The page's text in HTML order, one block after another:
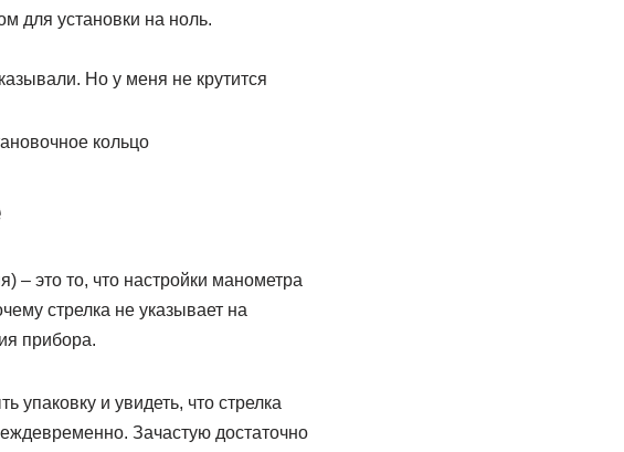
для установки на ноль.
Но у меня не крутится
кольцо
– это то, что настройки манометра
стрелка не указывает на
прибора.
упаковку и увидеть, что стрелка
Зачастую достаточно